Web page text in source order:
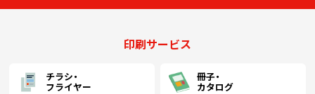
印刷サービス
チラシ・
フライヤー
冊子・
カタログ